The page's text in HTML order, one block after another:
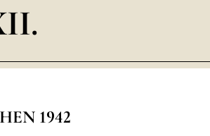
العربيّة
1942